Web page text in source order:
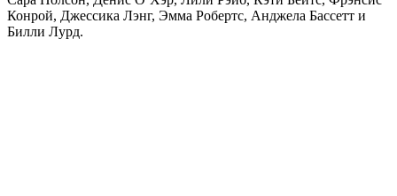
Конрой, Джессика Лэнг, Эмма Робертс, Анджела Бассетт и
Билли Лурд.